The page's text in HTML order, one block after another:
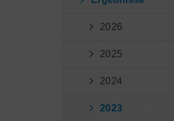
2026
2025
2024
2023